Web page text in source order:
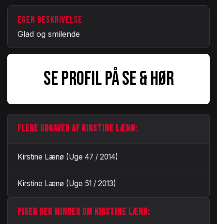
EGEN BESKRIVELSE
Glad og smilende
SE PROFIL PÅ SE & HØR
FLERE UDGAVER AF KIRSTINE LÆNØ:
Kirstine Lænø (Uge 47 / 2014)
Kirstine Lænø (Uge 51 / 2013)
PIGER DER MINDER OM KIRSTINE LÆNØ: